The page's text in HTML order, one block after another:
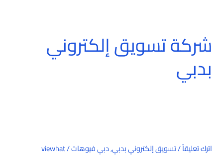
شركة تسويق إلكتروني
بدبي
اترك تعليقاً/تسويق إلكتروني بدبي,دبي فيوهات/
viewhat
شركة
تسويق
إلكتروني
بدبي